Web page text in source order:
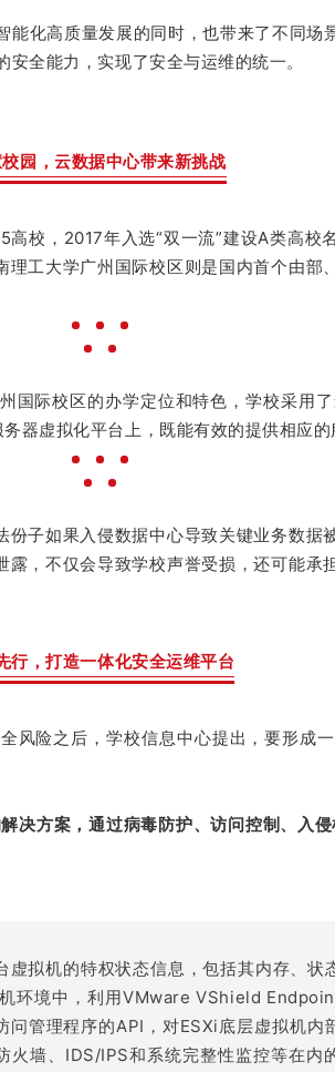
化高质量发展的同时，也带来了不同
全能力，实现了安全与运维的统一。
园，云数据中心带来新挑战
校，2017年入选“双一流”建设A类高
工大学广州国际校区则是国内首个由
际校区的办学定位和特色，学校采用
虚拟化平台上，既能有效的提供相应的
子如果入侵数据中心导致关键业务数
，不仅会导致学校声誉受损，还可能
行，打造一体化安全运维平台
风险之后，学校信息中心提出，要形成
决方案，通过病毒防护、访问控制、入
虚拟机的特权状态信息，包括其内存、状
环境中，利用VMware VShield
问管理程序的API，对ESXi底层虚拟机内
火墙、IDS/IPS和系统完整性监控等在内